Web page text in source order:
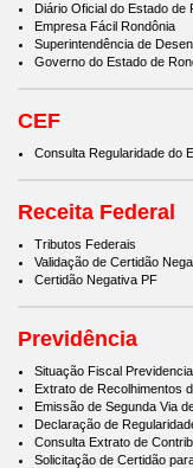
Diário Oficial do Estado de
Empresa Fácil Rondônia
Superintendência de
Governo do Estado de
CEF
Consulta Regularidade do
Receita Federal
Tributos Federais
Validação de Certidão
Certidão Negativa PF
Previdência
Situação Fiscal
Extrato de Recolhimentos
Emissão de Segunda Via
Declaração de
Consulta Extrato de
Solicitação de Certidão